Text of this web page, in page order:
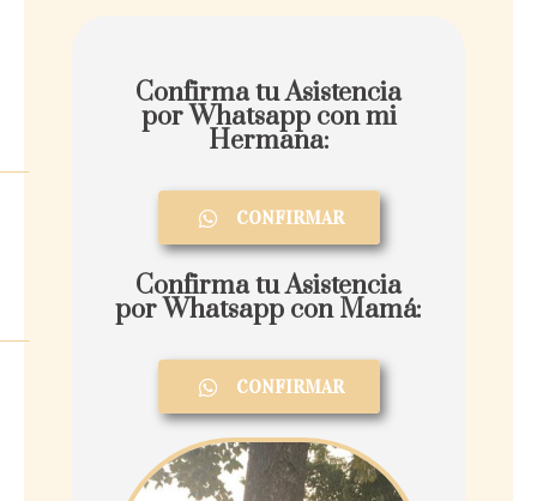
Confirma tu Asistencia
por Whatsapp con mi
Hermana:
CONFIRMAR
Confirma tu Asistencia
por Whatsapp con Mamá:
CONFIRMAR